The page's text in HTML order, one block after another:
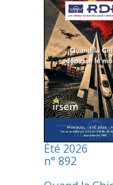
Été 2026
n° 892